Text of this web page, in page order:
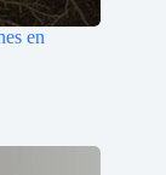
en